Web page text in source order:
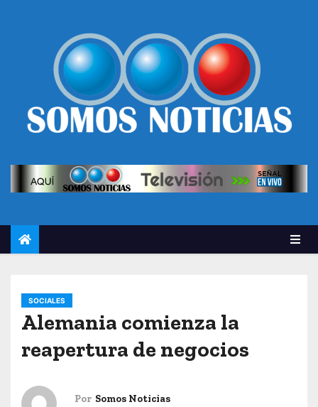
SOCIALES
Alemania comienza la
reapertura de negocios
Por Somos Noticias